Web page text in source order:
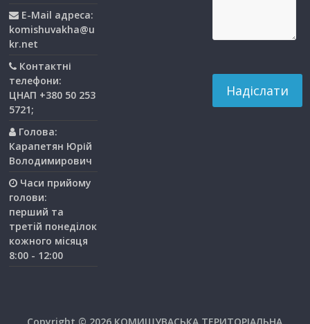
E-Mail адреса:
komishuvakha@u
kr.net
Контактні
телефони:
ЦНАП +380 50 253
5721;
Голова:
Карапетян Юрій
Володимирович
Часи прийому
голови:
перший та
третiй понедiлок
кожного мiсяця
8:00 - 12:00
Copyright © 2026 КОМИШУВАСЬКА ТЕРИТОРІАЛЬНА